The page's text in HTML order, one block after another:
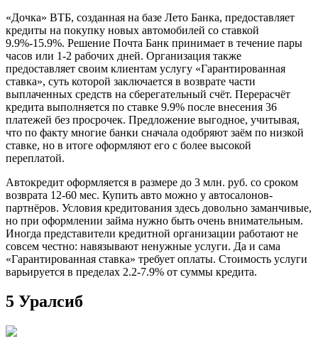
«Дочка» ВТБ, созданная на базе Лето Банка, предоставляет
кредиты на покупку новых автомобилей со ставкой
9.9%-15.9%. Решение Почта Банк принимает в течение пары
часов или 1-2 рабочих дней. Организация также
предоставляет своим клиентам услугу «Гарантированная
ставка», суть которой заключается в возврате части
выплаченных средств на сберегательный счёт. Перерасчёт
кредита выполняется по ставке 9.9% после внесения 36
платежей без просрочек. Предложение выгодное, учитывая,
что по факту многие банки сначала одобряют заём по низкой
ставке, но в итоге оформляют его с более высокой
переплатой.
Автокредит оформляется в размере до 3 млн. руб. со сроком
возврата 12-60 мес. Купить авто можно у автосалонов-
партнёров. Условия кредитования здесь довольно заманчивые,
но при оформлении займа нужно быть очень внимательным.
Иногда представители кредитной организации работают не
совсем честно: навязывают ненужные услуги. Да и сама
«Гарантированная ставка» требует оплаты. Стоимость услуги
варьируется в пределах 2.2-7.9% от суммы кредита.
5 Уралсиб